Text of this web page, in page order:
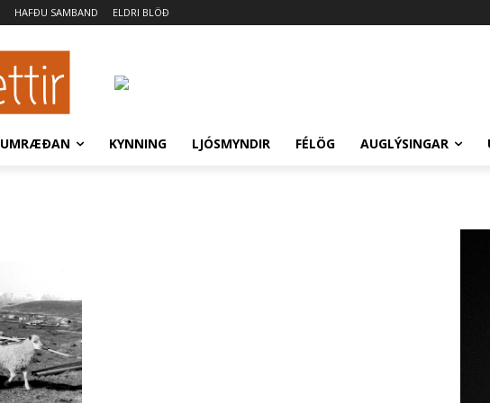
HAFÐU SAMBAND ELDRI BLÖÐ
UMRÆÐAN KYNNING LJÓSMYNDIR FÉLÖG AUGLÝSINGAR